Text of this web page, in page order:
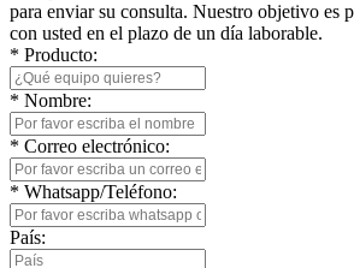
para enviar su consulta. Nuestro objetivo es
con usted en el plazo de un día laborable.
* Producto:
* Nombre:
* Correo electrónico:
* Whatsapp/Teléfono:
País: